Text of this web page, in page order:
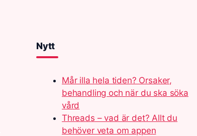
Nytt
Mår illa hela tiden? Orsaker,
behandling och när du ska söka
vård
Threads – vad är det? Allt du
behöver veta om appen